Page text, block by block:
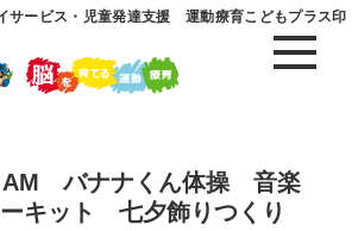
サービス・児童発達支援 運動療育こどもプラス印
AM バナナくん体操 音楽
キット 七夕飾りつくり